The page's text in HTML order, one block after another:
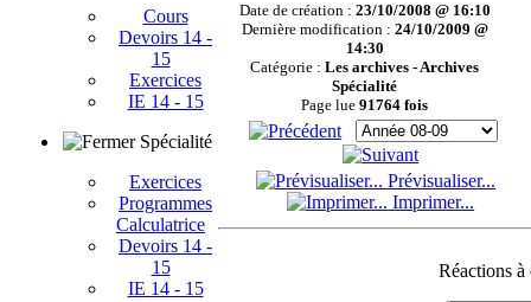
Cours
Devoirs 14 -
15
Exercices
IE 14 - 15
Spécialité
Exercices
Programmes
Calculatrice
Devoirs 14 -
15
IE 14 - 15
Date de création : 23/10/2008 @ 16:10
Dernière modification : 24/10/2009 @
14:30
Catégorie :Les archives - Archives
Spécialité
Page lue91764 fois
Prévisualiser...
Imprimer...
Réactions à